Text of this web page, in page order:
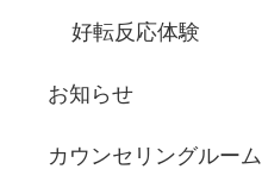
好転反応体験
お知らせ
カウンセリングルーム